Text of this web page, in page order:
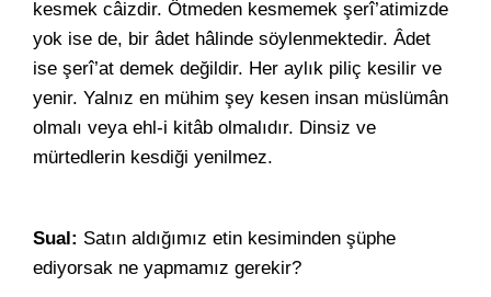
kesmek câizdir. Ötmeden kesmemek şerî’atimizde
yok ise de, bir âdet hâlinde söylenmektedir. Âdet
ise şerî’at demek değildir. Her aylık piliç kesilir ve
yenir. Yalnız en mühim şey kesen insan müslümân
olmalı veya ehl-i kitâb olmalıdır. Dinsiz ve
mürtedlerin kesdiği yenilmez.
Sual: Satın aldığımız etin kesiminden şüphe
ediyorsak ne yapmamız gerekir?